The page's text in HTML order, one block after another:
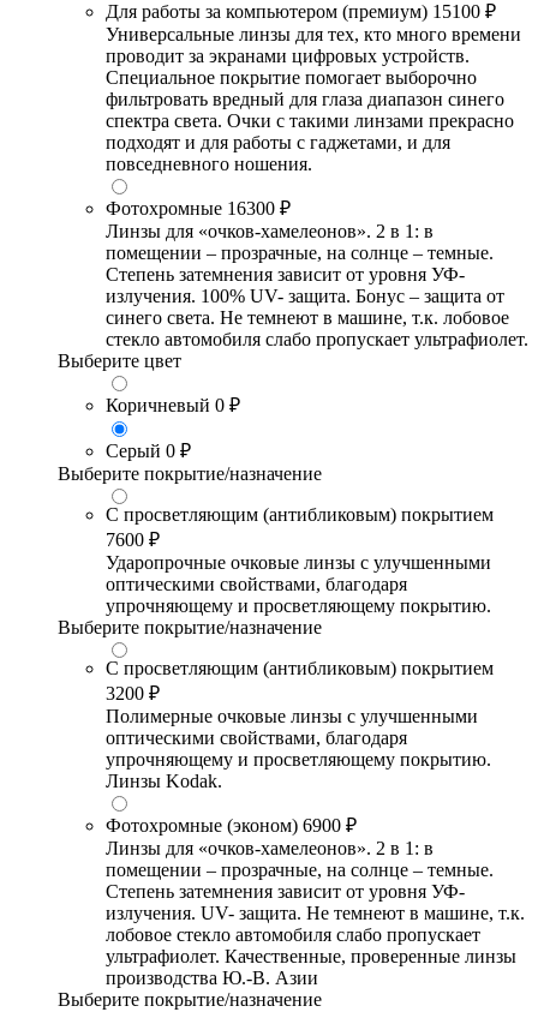
Для работы за компьютером (премиум) 15100 ₽
Универсальные линзы для тех, кто много времени
проводит за экранами цифровых устройств.
Специальное покрытие помогает выборочно
фильтровать вредный для глаза диапазон синего
спектра света. Очки с такими линзами прекрасно
подходят и для работы с гаджетами, и для
повседневного ношения.
Фотохромные 16300 ₽
Линзы для «очков-хамелеонов». 2 в 1: в
помещении – прозрачные, на солнце – темные.
Степень затемнения зависит от уровня УФ-
излучения. 100% UV- защита. Бонус – защита от
синего света. Не темнеют в машине, т.к. лобовое
стекло автомобиля слабо пропускает ультрафиолет.
Выберите цвет
Коричневый 0 ₽
Серый 0 ₽
Выберите покрытие/назначение
С просветляющим (антибликовым) покрытием
7600 ₽
Ударопрочные очковые линзы с улучшенными
оптическими свойствами, благодаря
упрочняющему и просветляющему покрытию.
Выберите покрытие/назначение
С просветляющим (антибликовым) покрытием
3200 ₽
Полимерные очковые линзы с улучшенными
оптическими свойствами, благодаря
упрочняющему и просветляющему покрытию.
Линзы Kodak.
Фотохромные (эконом) 6900 ₽
Линзы для «очков-хамелеонов». 2 в 1: в
помещении – прозрачные, на солнце – темные.
Степень затемнения зависит от уровня УФ-
излучения. UV- защита. Не темнеют в машине, т.к.
лобовое стекло автомобиля слабо пропускает
ультрафиолет. Качественные, проверенные линзы
производства Ю.-В. Азии
Выберите покрытие/назначение